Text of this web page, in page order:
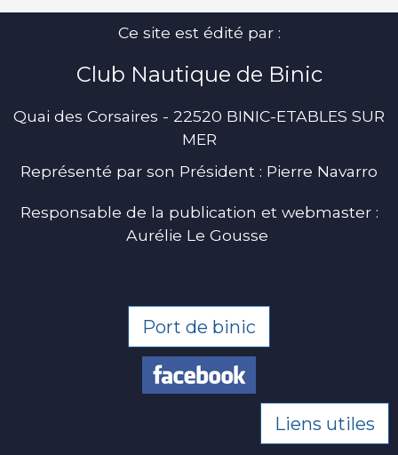
Ce site est édité par :
Club Nautique de Binic
Quai des Corsaires - 22520 BINIC-ETABLES SUR
MER
Représenté par son Président : Pierre Navarro
Responsable de la publication et webmaster :
Aurélie Le Gousse
Port de binic
Liens utiles